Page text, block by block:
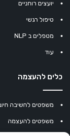
יועצים רוחניים
טיפול רגשי
מטפלים ב NLP
עוד
כלים להעצמה
משפטים לחשיבה
משפטים להעצמה